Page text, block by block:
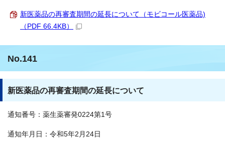
新医薬品の再審査期間の延長について（モビコール医薬品)
（PDF 66.4KB）
No.141
新医薬品の再審査期間の延長について
通知番号：薬生薬審発0224第1号
通知年月日：令和5年2月24日